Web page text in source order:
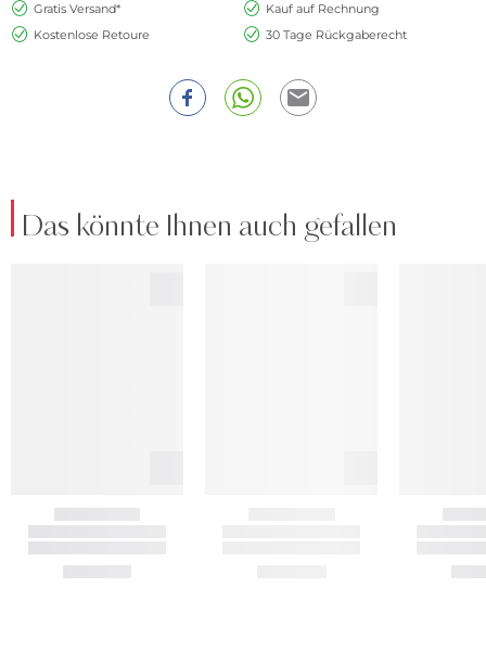
Gratis Versand*
Kauf auf Rechnung
Kostenlose Retoure
30 Tage Rückgaberecht
Das könnte Ihnen auch gefallen